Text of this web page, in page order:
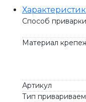
Способ приварки
Материал
Артикул
Тип